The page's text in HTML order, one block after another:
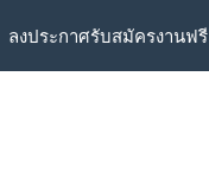
ลงประกาศรับสมัครงานฟรี